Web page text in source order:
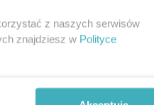
z naszych serwisów
znajdziesz w Polityce